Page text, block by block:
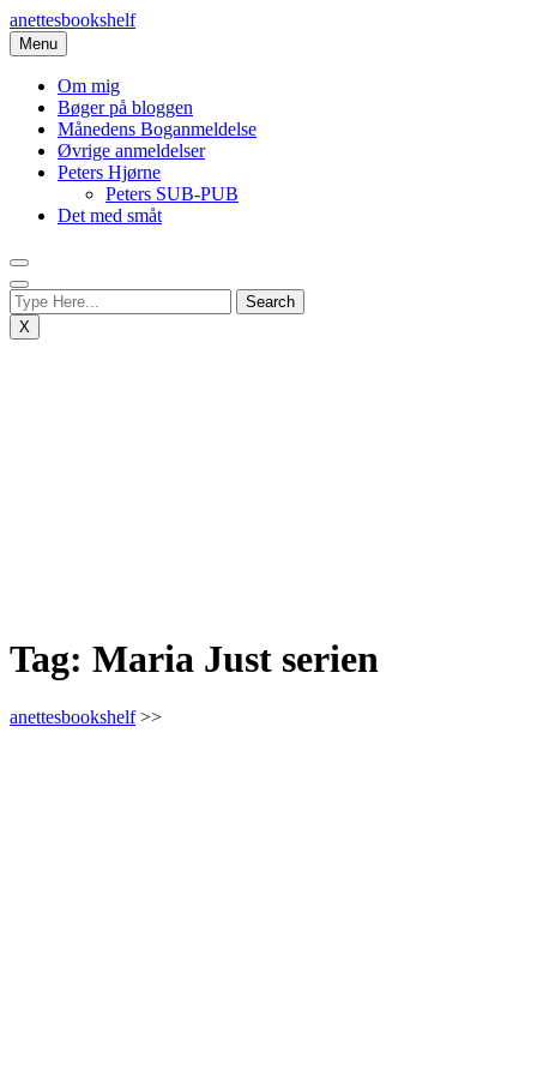
Skip
to
content
anettesbookshelf
Menu
Om mig
Bøger på bloggen
Månedens Boganmeldelse
Øvrige anmeldelser
Peters Hjørne
Peters SUB-PUB
Det med småt
X
Tag: Maria Just serien
anettesbookshelf>>